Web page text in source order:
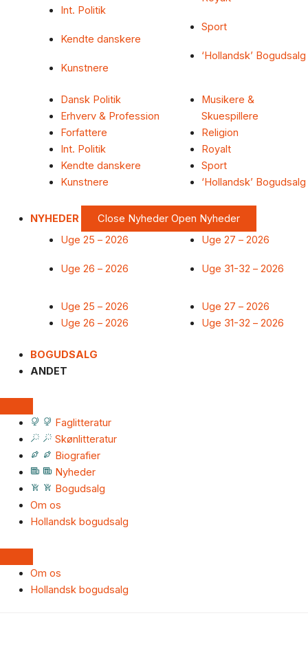
Int. Politik
Kendte danskere
Kunstnere
Sport
‘Hollandsk’ Bogudsalg
Dansk Politik
Erhverv & Profession
Forfattere
Int. Politik
Kendte danskere
Kunstnere
Musikere &
Skuespillere
Religion
Royalt
Sport
‘Hollandsk’ Bogudsalg
NYHEDER Close Nyheder Open Nyheder
Uge 25 – 2026
Uge 26 – 2026
Uge 27 – 2026
Uge 31-32 – 2026
Uge 25 – 2026
Uge 26 – 2026
Uge 27 – 2026
Uge 31-32 – 2026
BOGUDSALG
ANDET
Faglitteratur
Skønlitteratur
Biografier
Nyheder
Bogudsalg
Om os
Hollandsk bogudsalg
Om os
Hollandsk bogudsalg